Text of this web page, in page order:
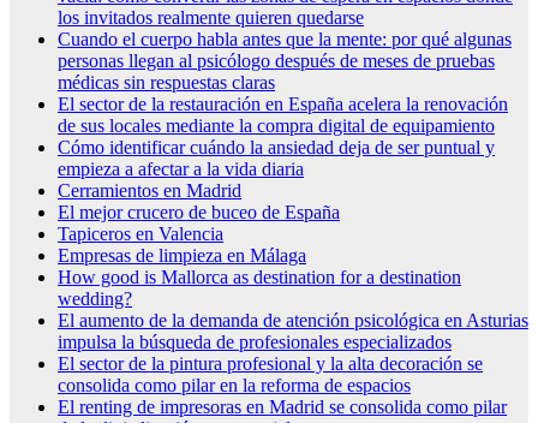
los invitados realmente quieren quedarse
Cuando el cuerpo habla antes que la mente: por qué algunas
personas llegan al psicólogo después de meses de pruebas
médicas sin respuestas claras
El sector de la restauración en España acelera la renovación
de sus locales mediante la compra digital de equipamiento
Cómo identificar cuándo la ansiedad deja de ser puntual y
empieza a afectar a la vida diaria
Cerramientos en Madrid
El mejor crucero de buceo de España
Tapiceros en Valencia
Empresas de limpieza en Málaga
How good is Mallorca as destination for a destination
wedding?
El aumento de la demanda de atención psicológica en Asturias
impulsa la búsqueda de profesionales especializados
El sector de la pintura profesional y la alta decoración se
consolida como pilar en la reforma de espacios
El renting de impresoras en Madrid se consolida como pilar